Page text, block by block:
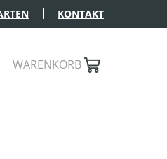
KONTAKT
WARENKORB